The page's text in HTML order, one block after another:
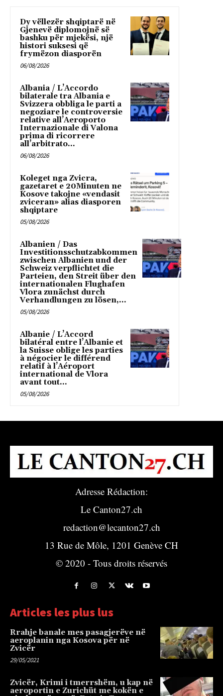
Dy vëllezër shqiptarë në
Gjenevë diplomojnë së
bashku për mjekësi, një
histori suksesi që
frymëzon diasporën
06/08/2026
Albania / L’Accordo
bilaterale tra Albania e
Svizzera obbliga le parti a
negoziare le controversie
relative all’Aeroporto
Internazionale di Valona
prima di ricorrere
all’arbitrato...
06/08/2026
Koleget nga Zvicra,
gazetaret e 20Minuten ne
Kosove takojne «vendasit
zviceran» alias diasporen
shqiptare
05/08/2026
Albanien / Das
Investitionsschutzabkommen
zwischen Albanien und der
Schweiz verpflichtet die
Parteien, den Streit über den
internationalen Flughafen
Vlora zunächst durch
Verhandlungen zu lösen,...
05/08/2026
Albanie / L’Accord
bilatéral entre l’Albanie et
la Suisse oblige les parties
à négocier le différend
relatif à l’Aéroport
international de Vlora
avant tout...
05/08/2026
Adresse Rédaction:
Le Canton27.ch
redaction@lecanton27.ch
13 Rue de Môle, 1201 Genève CH
© 2020 - Tous droits réservés
Articles les plus lus
Rrahje banale mes pasagjerëve në
aeroplanin nga Kosova për në
Zvicër
29/05/2021
Zvicër, Krimi i tmerrshëm, u kap në
aeroportin e Zurichüt me kokën e